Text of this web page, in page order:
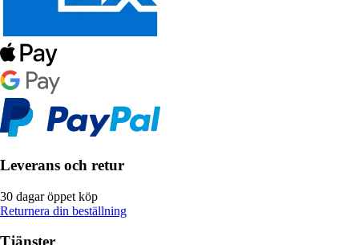
Leverans och retur
30 dagar öppet köp
Returnera din beställning
Tjänster